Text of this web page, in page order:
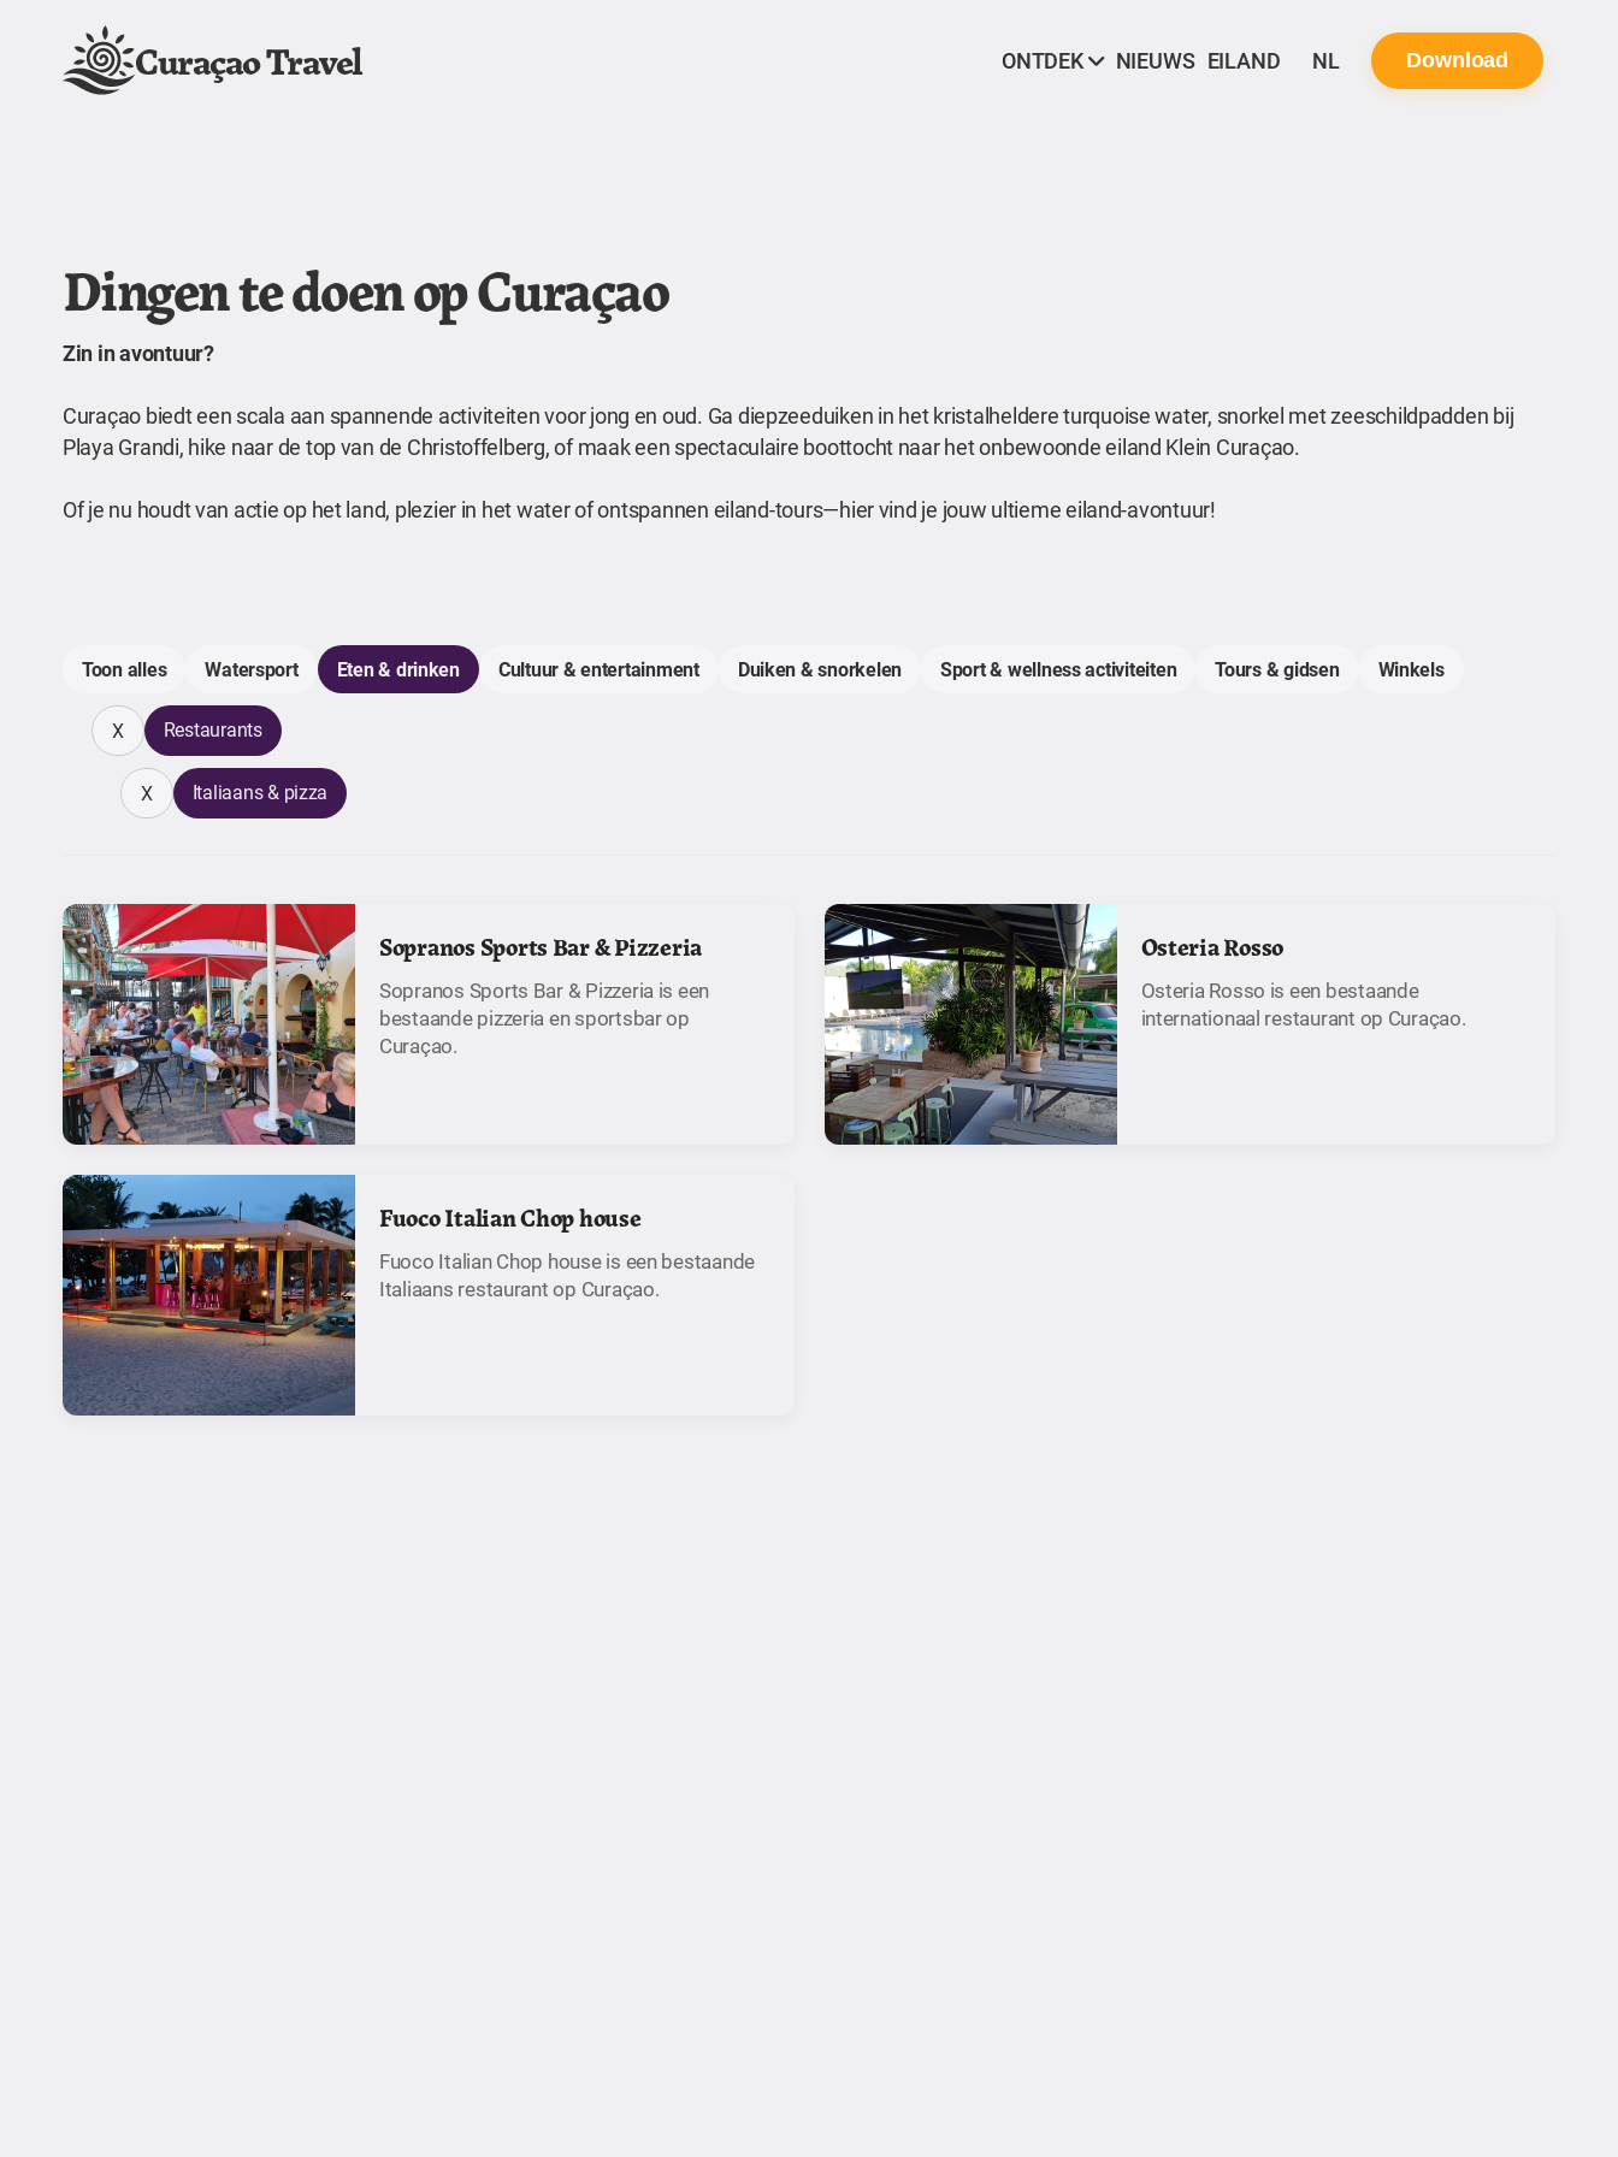
Curaçao Travel ONTDEK NIEUWS EILAND NL Download
Dingen te doen op Curaçao
Zin in avontuur?
Curaçao biedt een scala aan spannende activiteiten voor jong en oud. Ga diepzeeduiken in het kristalheldere turquoise water, snorkel met zeeschildpadden bij
Playa Grandi, hike naar de top van de Christoffelberg, of maak een spectaculaire boottocht naar het onbewoonde eiland Klein Curaçao.
Of je nu houdt van actie op het land, plezier in het water of ontspannen eiland-tours—hier vind je jouw ultieme eiland-avontuur!
Toon alles Watersport Eten & drinken Cultuur & entertainment Duiken & snorkelen Sport & wellness activiteiten Tours & gidsen Winkels
X Restaurants
X Italiaans & pizza
Sopranos Sports Bar & Pizzeria
Sopranos Sports Bar & Pizzeria is een
bestaande pizzeria en sportsbar op
Curaçao.
Osteria Rosso
Osteria Rosso is een bestaande
internationaal restaurant op Curaçao.
Fuoco Italian Chop house
Fuoco Italian Chop house is een bestaande
Italiaans restaurant op Curaçao.